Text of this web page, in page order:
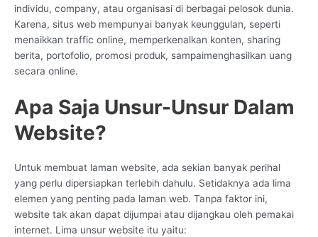
individu, company, atau organisasi di berbagai pelosok dunia.
Karena, situs web mempunyai banyak keunggulan, seperti
menaikkan traffic online, memperkenalkan konten, sharing
berita, portofolio, promosi produk, sampaimenghasilkan uang
secara online.
Apa Saja Unsur-Unsur Dalam
Website?
Untuk membuat laman website, ada sekian banyak perihal
yang perlu dipersiapkan terlebih dahulu. Setidaknya ada lima
elemen yang penting pada laman web. Tanpa faktor ini,
website tak akan dapat dijumpai atau dijangkau oleh pemakai
internet. Lima unsur website itu yaitu: